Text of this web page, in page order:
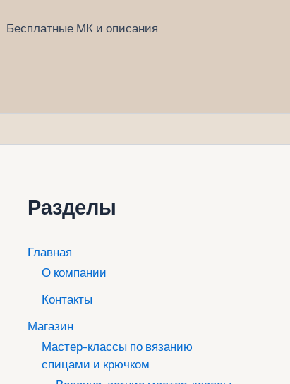
Бесплатные МК и описания
Разделы
Главная
О компании
Контакты
Магазин
Мастер-классы по вязанию
спицами и крючком